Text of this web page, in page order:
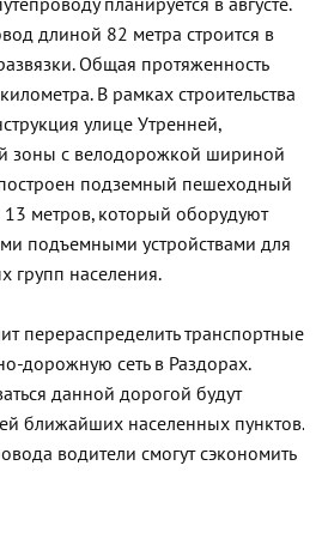
планируется в августе.
длиной 82 метра строится в
Общая протяженность
В рамках строительства
улице Утренней,
зоны с велодорожкой шириной
подземный пешеходный
метров, который оборудуют
подъемными устройствами для
групп населения.
перераспределить транспортные
дорожную сеть в Раздорах.
данной дорогой будут
ближайших населенных пунктов.
водители смогут сэкономить